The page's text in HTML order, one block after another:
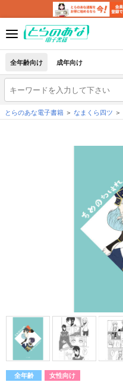
全年齢向け 成年向け
とらのあな電子書籍 なまくら四ツ
全年齢 女性向け